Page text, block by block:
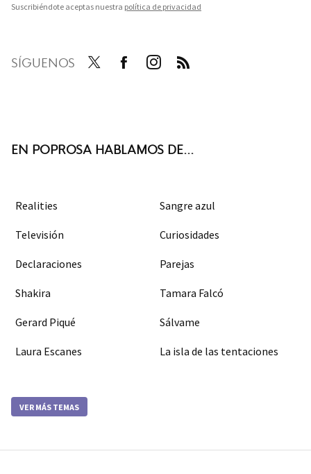
Suscribiéndote aceptas nuestra política de privacidad
SÍGUENOS
EN POPROSA HABLAMOS DE...
Realities Sangre azul
Televisión Curiosidades
Declaraciones Parejas
Shakira Tamara Falcó
Gerard Piqué Sálvame
Laura Escanes La isla de las tentaciones
VER MÁS TEMAS